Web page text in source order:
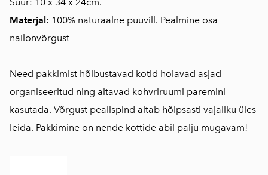
Suur: 10 x 34 x 24cm.
Materjal : 100% naturaalne puuvill. Pealmine osa
nailonvõrgust
Need pakkimist hõlbustavad kotid hoiavad asjad
organiseeritud ning aitavad kohvriruumi paremini
kasutada. Võrgust pealispind aitab hõlpsasti vajaliku üles
leida. Pakkimine on nende kottide abil palju mugavam!